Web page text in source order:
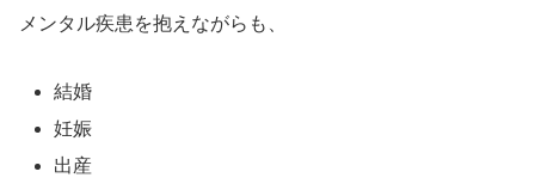
メンタル疾患を抱えながらも、
結婚
妊娠
出産